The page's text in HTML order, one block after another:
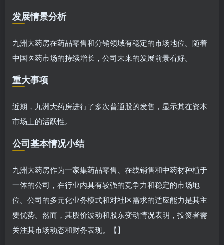
发展情景分析
九洲大药房在药品零售和分销领域有稳定的市场地位。随着
中国医药市场的持续增长，公司未来的发展前景看好。
重大事项
近期，九洲大药房进行了多次普通股的发售，显示其在资本
市场上的活跃性。
公司基本情况小结
九洲大药房作为一家集药品零售、在线销售和中药材种植于
一体的公司，在行业内具有较强的竞争力和稳定的市场地
位。公司的多元化业务模式和对社区需求的适应能力是其主
要优势。然而，其股价波动和股东变动情况表明，投资者需
关注其市场动态和财务表现。【】